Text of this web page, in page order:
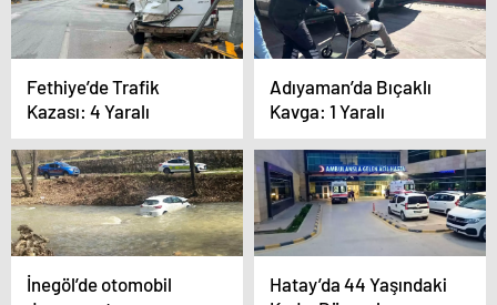
Fethiye’de Trafik
Kazası: 4 Yaralı
Adıyaman’da Bıçaklı
Kavga: 1 Yaralı
İnegöl’de otomobil
Hatay’da 44 Yaşındaki